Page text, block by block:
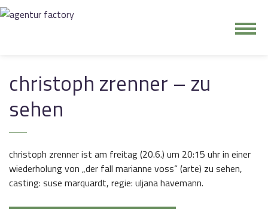
christoph zrenner – zu
sehen
christoph zrenner ist am freitag (20.6.) um 20:15 uhr in einer
wiederholung von „der fall marianne voss“ (arte) zu sehen,
casting: suse marquardt, regie: uljana havemann.